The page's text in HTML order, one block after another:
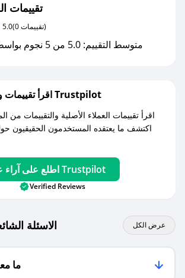
مع صحصح، تسوق بذكاء ووفّر على كل
تقييمات
5.0 (0 تقييمات)
متوسط التقييم: 5.0 من 5 نجوم بواسطة 0 مستخدمين
اقرأ تقييمات واراء العملاء على Trustpilot
اقرأ تقييمات العملاء الأصلية والتقييمات من
اكتشف ما يعتقده المستخدمون الحقيقيون
اطلع على آراء عملائنا على Trustpilot
Verified Reviews
الاسئلة عرض الكل
ما